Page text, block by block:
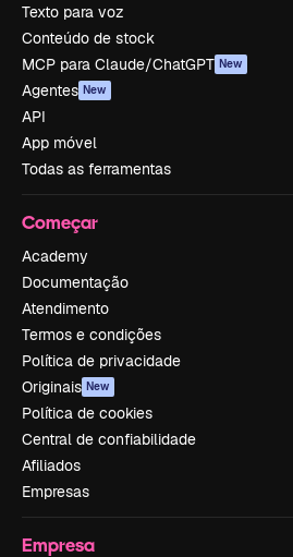
Texto para voz
Conteúdo de stock
MCP para Claude/ChatGPT New
Agentes New
API
App móvel
Todas as ferramentas
Começar
Academy
Documentação
Atendimento
Termos e condições
Política de privacidade
Originais New
Política de cookies
Central de confiabilidade
Afiliados
Empresas
Empresa